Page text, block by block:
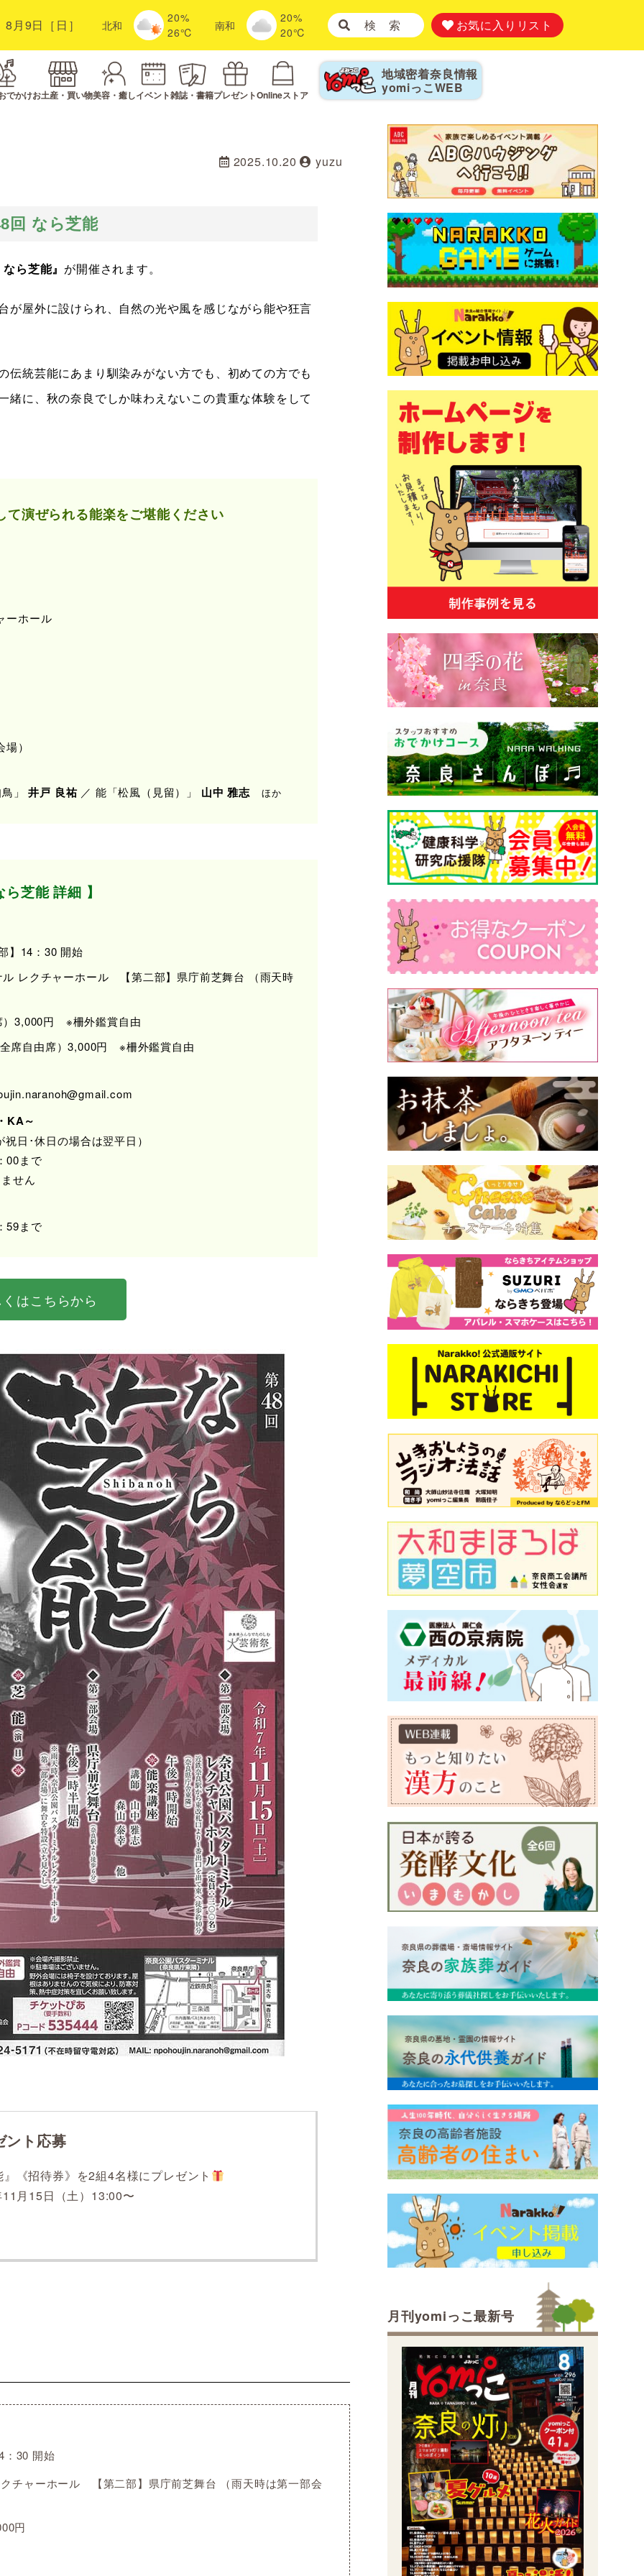
8月9日［日］ 北和
20%
26℃
南和
20%
20℃
検 索 お気に入りリスト
でかけお土産・買い物美容・癒しイベント雑誌・書籍プレゼントOnlineストア
地域密着奈良情報
yomiっこ WEB
2025.10.20 yuzu
回 なら芝能
ら芝能』 が開催されます。
が屋外に設けられ、自然の光や風を感じながら能や狂言
伝統芸能にあまり馴染みがない方でも、初めての方でも
緒に、秋の奈良でしか味わえないこの貴重な体験をして
演ぜられる能楽をご堪能ください
ーホール
）
鳥」井戸 良祐／ 能「松風（見留）」 山中 雅志 ほか
ら芝能 詳細 】
】14：30 開始
レクチャーホール 【第二部】県庁前芝舞台 （雨天時
）3,000円 ※柵外鑑賞自由
席自由席）3,000円 ※柵外鑑賞自由
KA～
日･休日の場合は翌平日）
00まで
せん
59まで
はこちらから
ント応募
《招待券》を2組4名様にプレゼント
月15日（土）13:00〜
30 開始
チャーホール 【第二部】県庁前芝舞台 （雨天時は第一部会
円
月刊yomiっこ最新号